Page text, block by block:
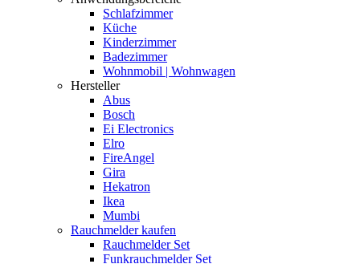
Schlafzimmer
Küche
Kinderzimmer
Badezimmer
Wohnmobil | Wohnwagen
Hersteller
Abus
Bosch
Ei Electronics
Elro
FireAngel
Gira
Hekatron
Ikea
Mumbi
Rauchmelder kaufen
Rauchmelder Set
Funkrauchmelder Set